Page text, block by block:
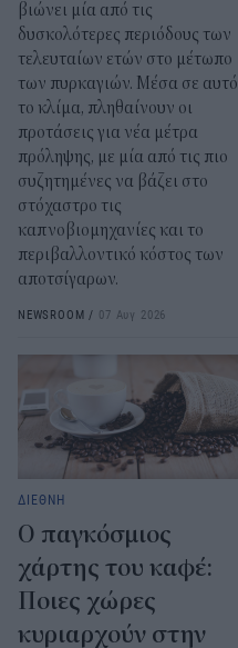
βιώνει μία από τις
δυσκολότερες περιόδους των
τελευταίων ετών στο μέτωπο
των πυρκαγιών. Μέσα σε αυτό
το κλίμα, πληθαίνουν οι
προτάσεις για νέα μέτρα
πρόληψης, με μία από τις πιο
συζητημένες να βάζει στο
στόχαστρο τις
καπνοβιομηχανίες και το
περιβαλλοντικό κόστος των
αποτσίγαρων.
NEWSROOM / 07 Αυγ 2026
ΔΙΕΘΝΗ
Ο παγκόσμιος
χάρτης του καφέ:
Ποιες χώρες
κυριαρχούν στην